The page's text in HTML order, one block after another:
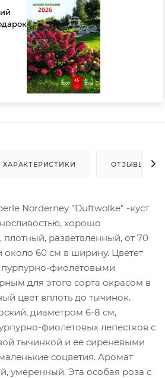
ХАРАКТЕРИСТИКИ ОТЗЫВЫ
Norderney "Duftwolke" -куст
хорошо
плотный, разветвленный, от 70
около 60 см в ширину. Цветет
фиолетовыми
для этого сорта окрасом в
цвет вплоть до тычинок.
диаметром 6-8 см,
фиолетовых лепестков с
тычинкой и ее сиреневыми
соцветия. Аромат
умеренный. Эта особая роза с